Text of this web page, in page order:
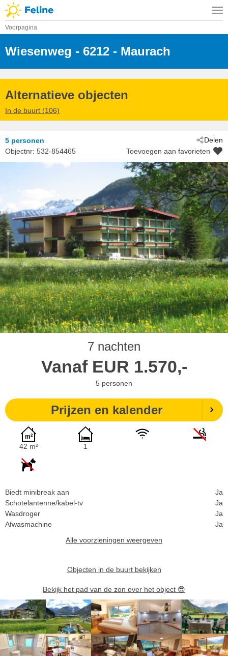
Voorpagina
Wiesenweg - 6212 - Maurach
Alternatieve objecten
In de buurt (106)
Delen
5 personen
Objectnr: 532-854465 Toevoegen aan favorieten
7 nachten
Vanaf EUR 1.570,-
5 personen
Prijzen en kalender
42 m² 1
Biedt minibreak aan
Ja
Schotelantenne/kabel-tv
Ja
Wasdroger
Ja
Afwasmachine
Ja
Alle voorzieningen weergeven
Objecten in de buurt bekijken
Bekijk het pad van de zon over het object 😎